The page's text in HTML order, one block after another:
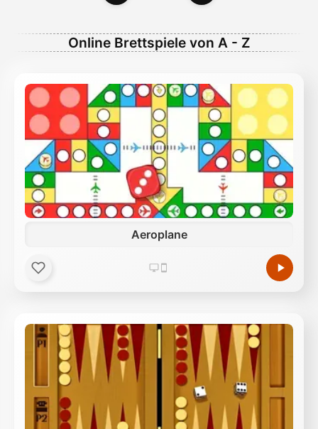
Online Brettspiele von A - Z
Aeroplane